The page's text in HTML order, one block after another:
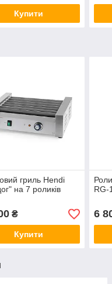
Купити
гриль Hendi
на 7 роликів
₴
Купити
RG-
6